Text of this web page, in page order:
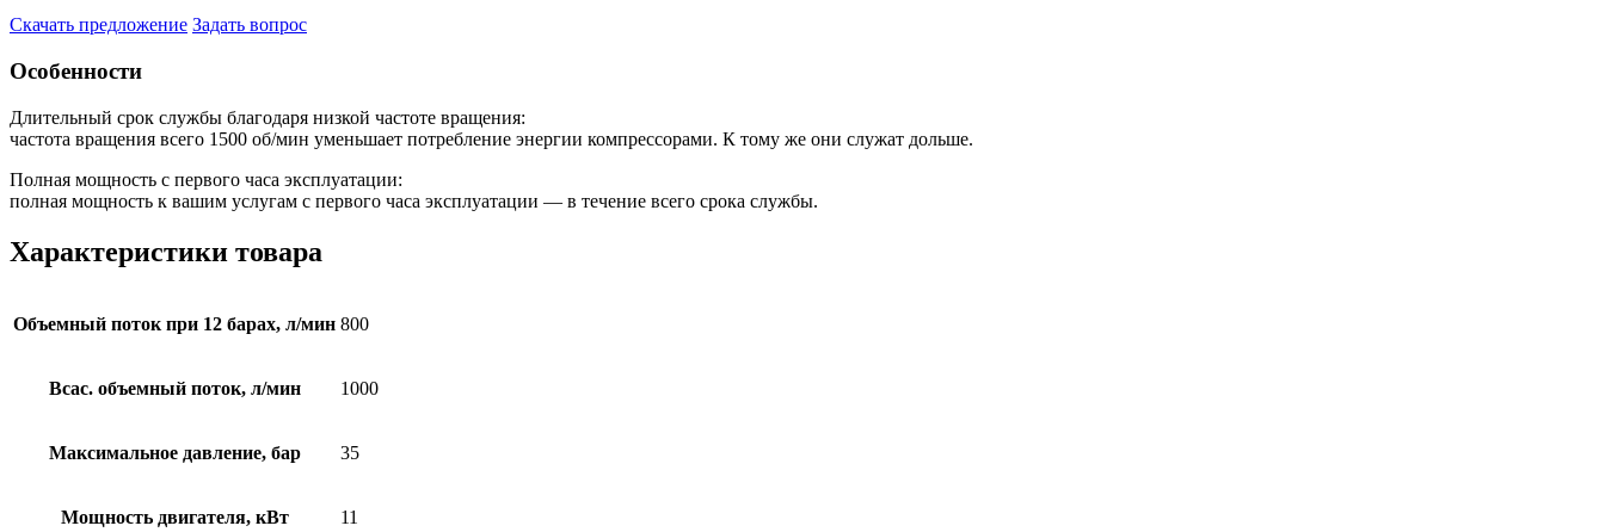
Скачать предложение Задать вопрос
Особенности
Длительный срок службы благодаря низкой частоте вращения:
частота вращения всего 1500 об/мин уменьшает потребление энергии компрессорами. К тому же они служат дольше.
Полная мощность с первого часа эксплуатации:
полная мощность к вашим услугам с первого часа эксплуатации — в течение всего срока службы.
Характеристики товара
Объемный поток при 12 барах, л/мин 800
Всас. объемный поток, л/мин 1000
Максимальное давление, бар 35
Мощность двигателя, кВт 11